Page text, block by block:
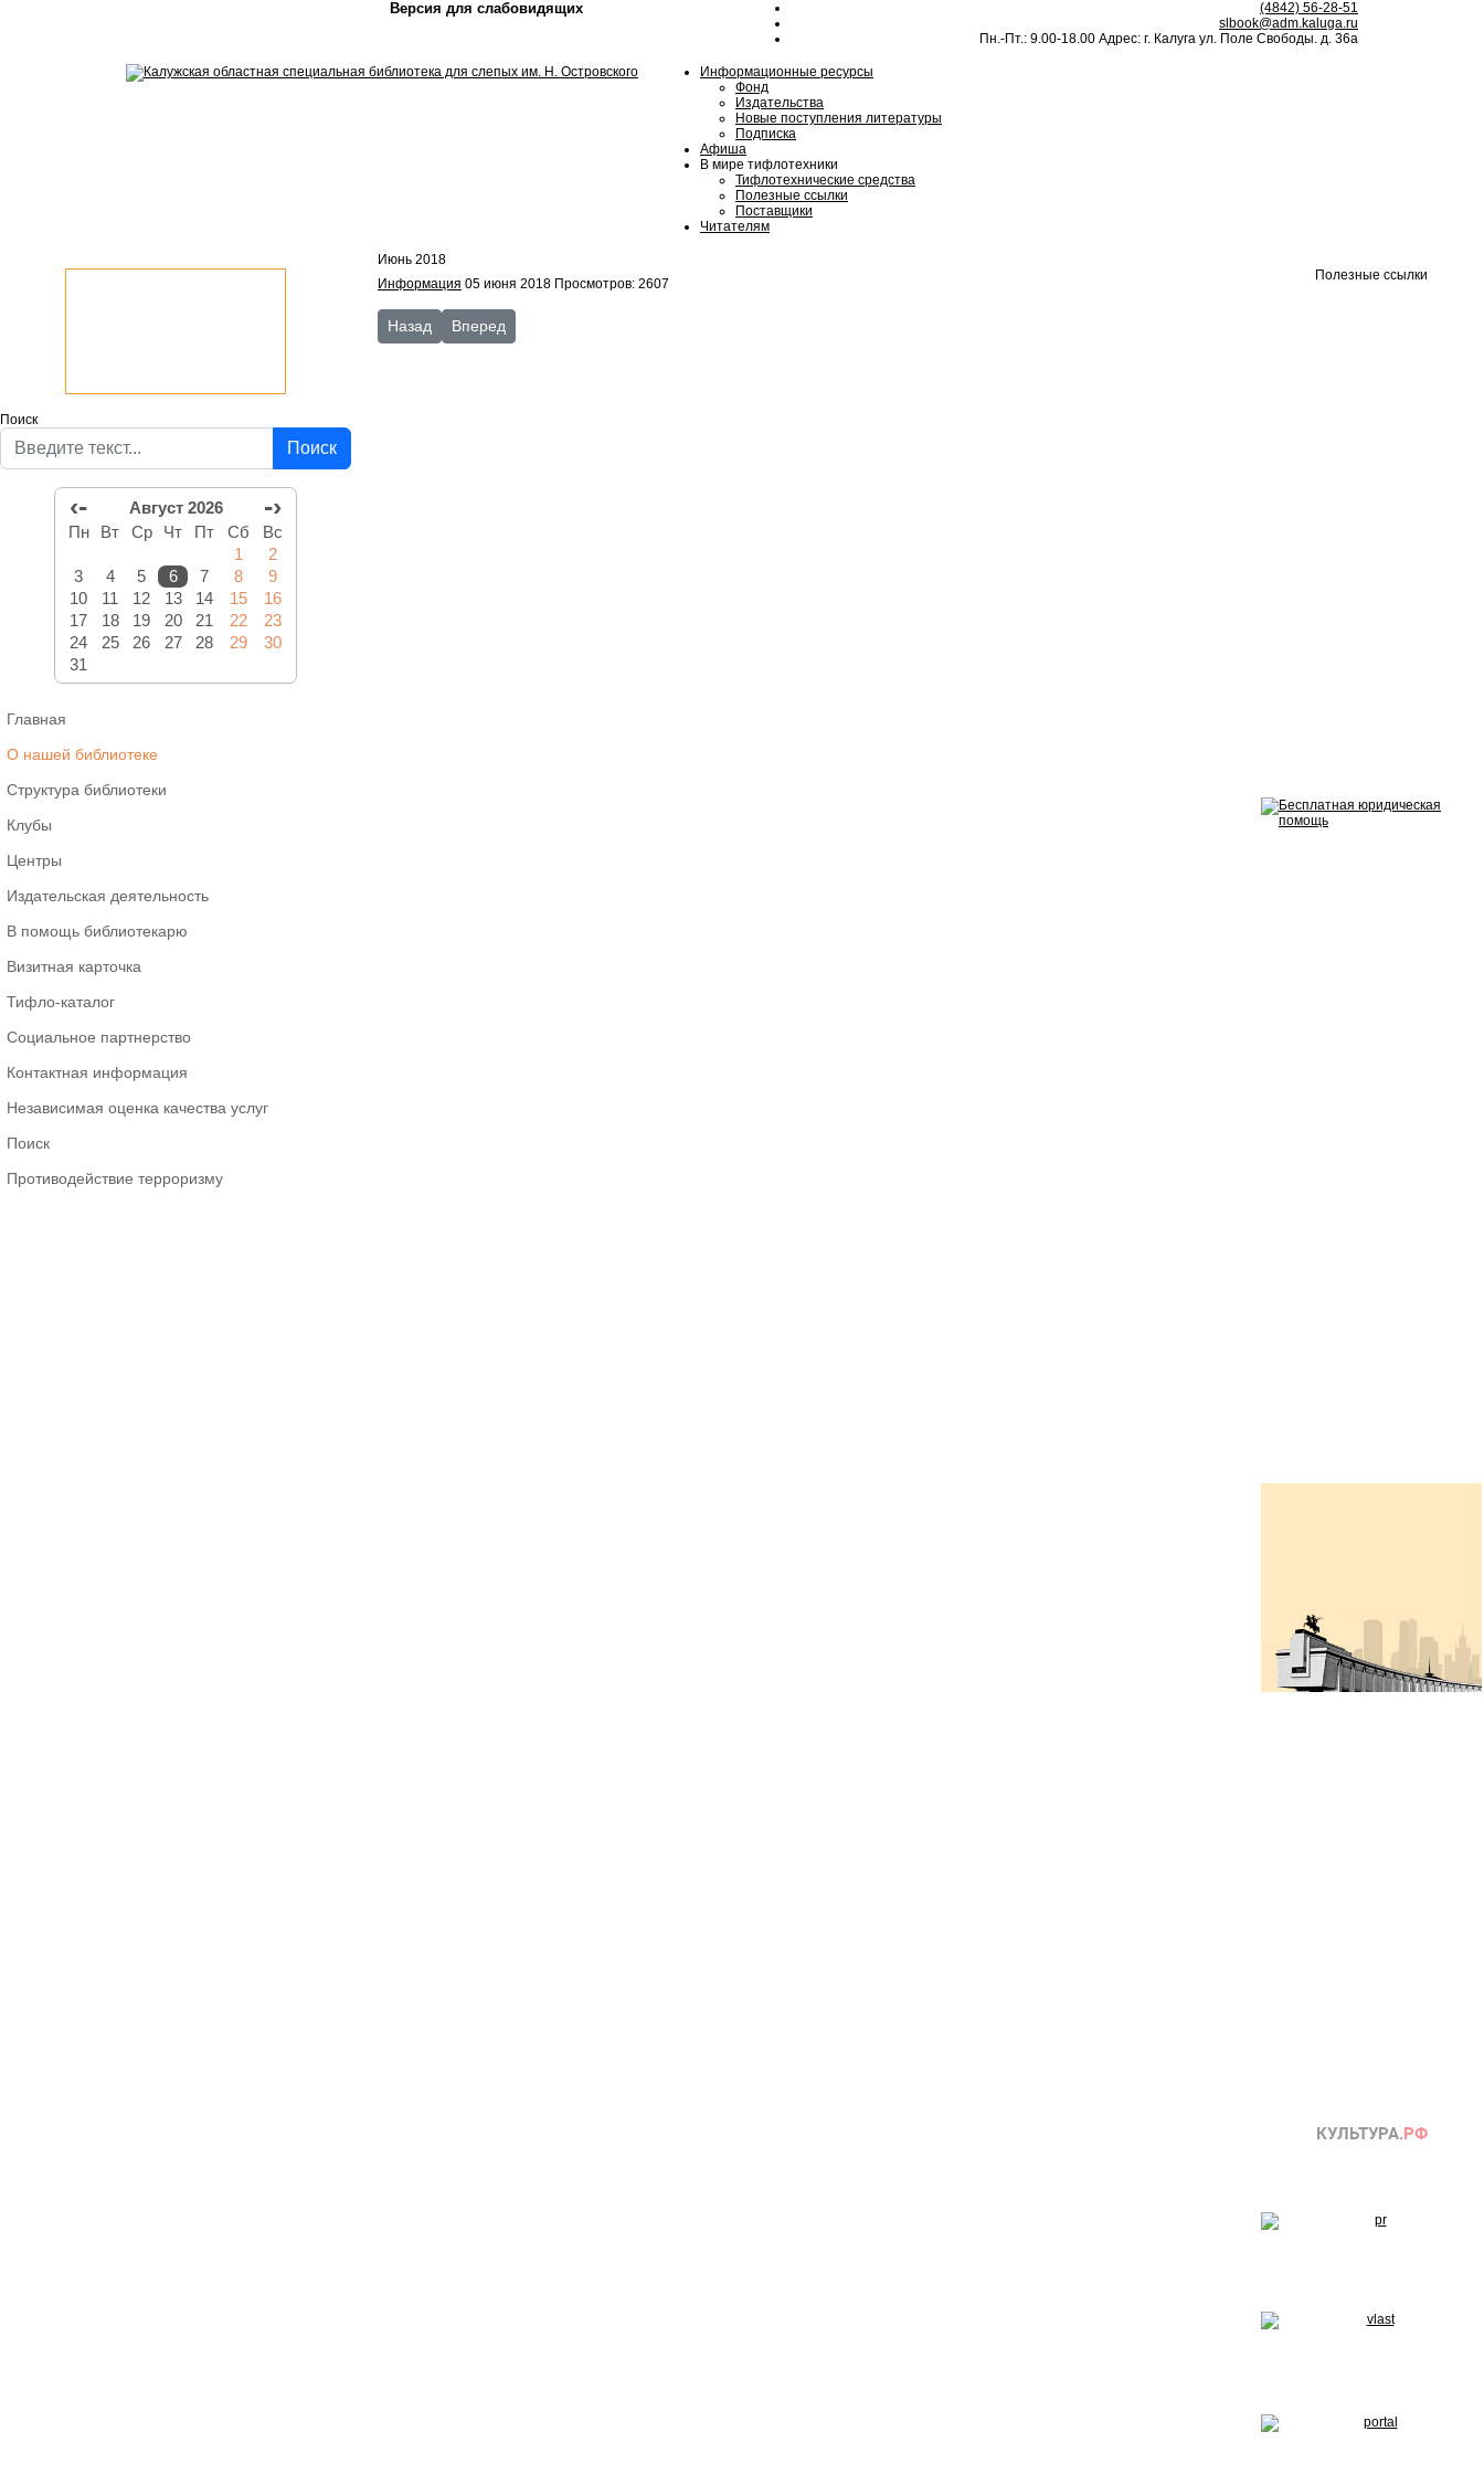
Версия для слабовидящих
(4842) 56-28-51
slbook@adm.kaluga.ru
Пн.-Пт.: 9.00-18.00 Адрес: г. Калуга ул. Поле Свободы. д. 36а
Информационные ресурсы
Фонд
Издательства
Новые поступления литературы
Подписка
Афиша
В мире тифлотехники
Тифлотехнические средства
Полезные ссылки
Поставщики
Читателям
Поиск
Поиск
‹- Август 2026 -›
Пн Вт Ср Чт Пт Сб
Вс
1
2
3
4 5 6 7 8
9
10
11 12 13 14 15
16
17
18 19 20 21 22
23
24
25 26 27 28 29
30
31
Главная
О нашей библиотеке
Структура библиотеки
Клубы
Центры
Издательская деятельность
В помощь библиотекарю
Визитная карточка
Тифло-каталог
Социальное партнерство
Контактная информация
Независимая оценка качества услуг
Поиск
Противодействие терроризму
Июнь 2018
Информация 05 июня 2018 Просмотров: 2607
Предыдущий: Областной творческий конкурс детского рисунка
Назад Следующий: Май 2018 г.
Вперед
Полезные ссылки